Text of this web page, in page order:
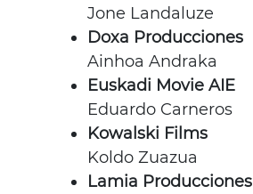
Jone Landaluze
Doxa Producciones
Ainhoa Andraka
Euskadi Movie AIE
Eduardo Carneros
Kowalski Films
Koldo Zuazua
Lamia Producciones